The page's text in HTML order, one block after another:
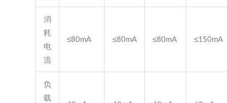
消
耗
电
流
≤80mA ≤80mA ≤80mA ≤150mA
负
载